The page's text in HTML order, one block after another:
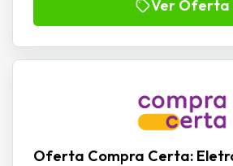
Ver Oferta
Oferta Compra Certa: